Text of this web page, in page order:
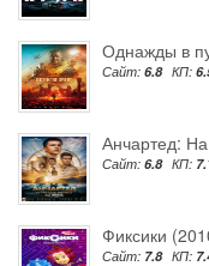
Однажды в
Сайт: 6.8 КП:
Анчартед:
Сайт: 6.8 КП:
Фиксики
Сайт: 7.8 КП: